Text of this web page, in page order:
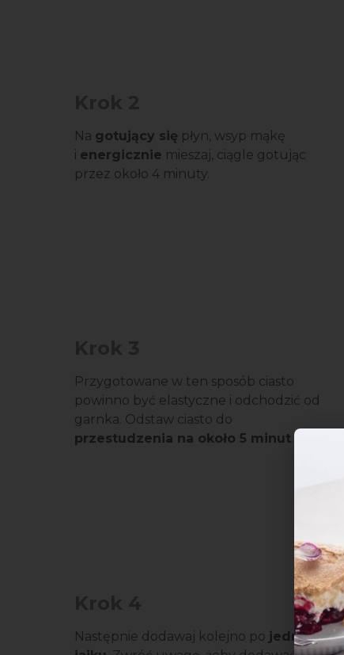
Na gotujący się płyn, wsyp mąkę
i energicznie mieszaj, ciągle gotując
przez około 4 minuty.
Przygotowane w ten sposób ciasto
powinno być elastyczne i odchodzić od
garnka. Odstaw ciasto do
przestudzenia na około 5 minut.
Następnie dodawaj kolejno po jednym